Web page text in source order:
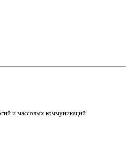
и массовых коммуникаций